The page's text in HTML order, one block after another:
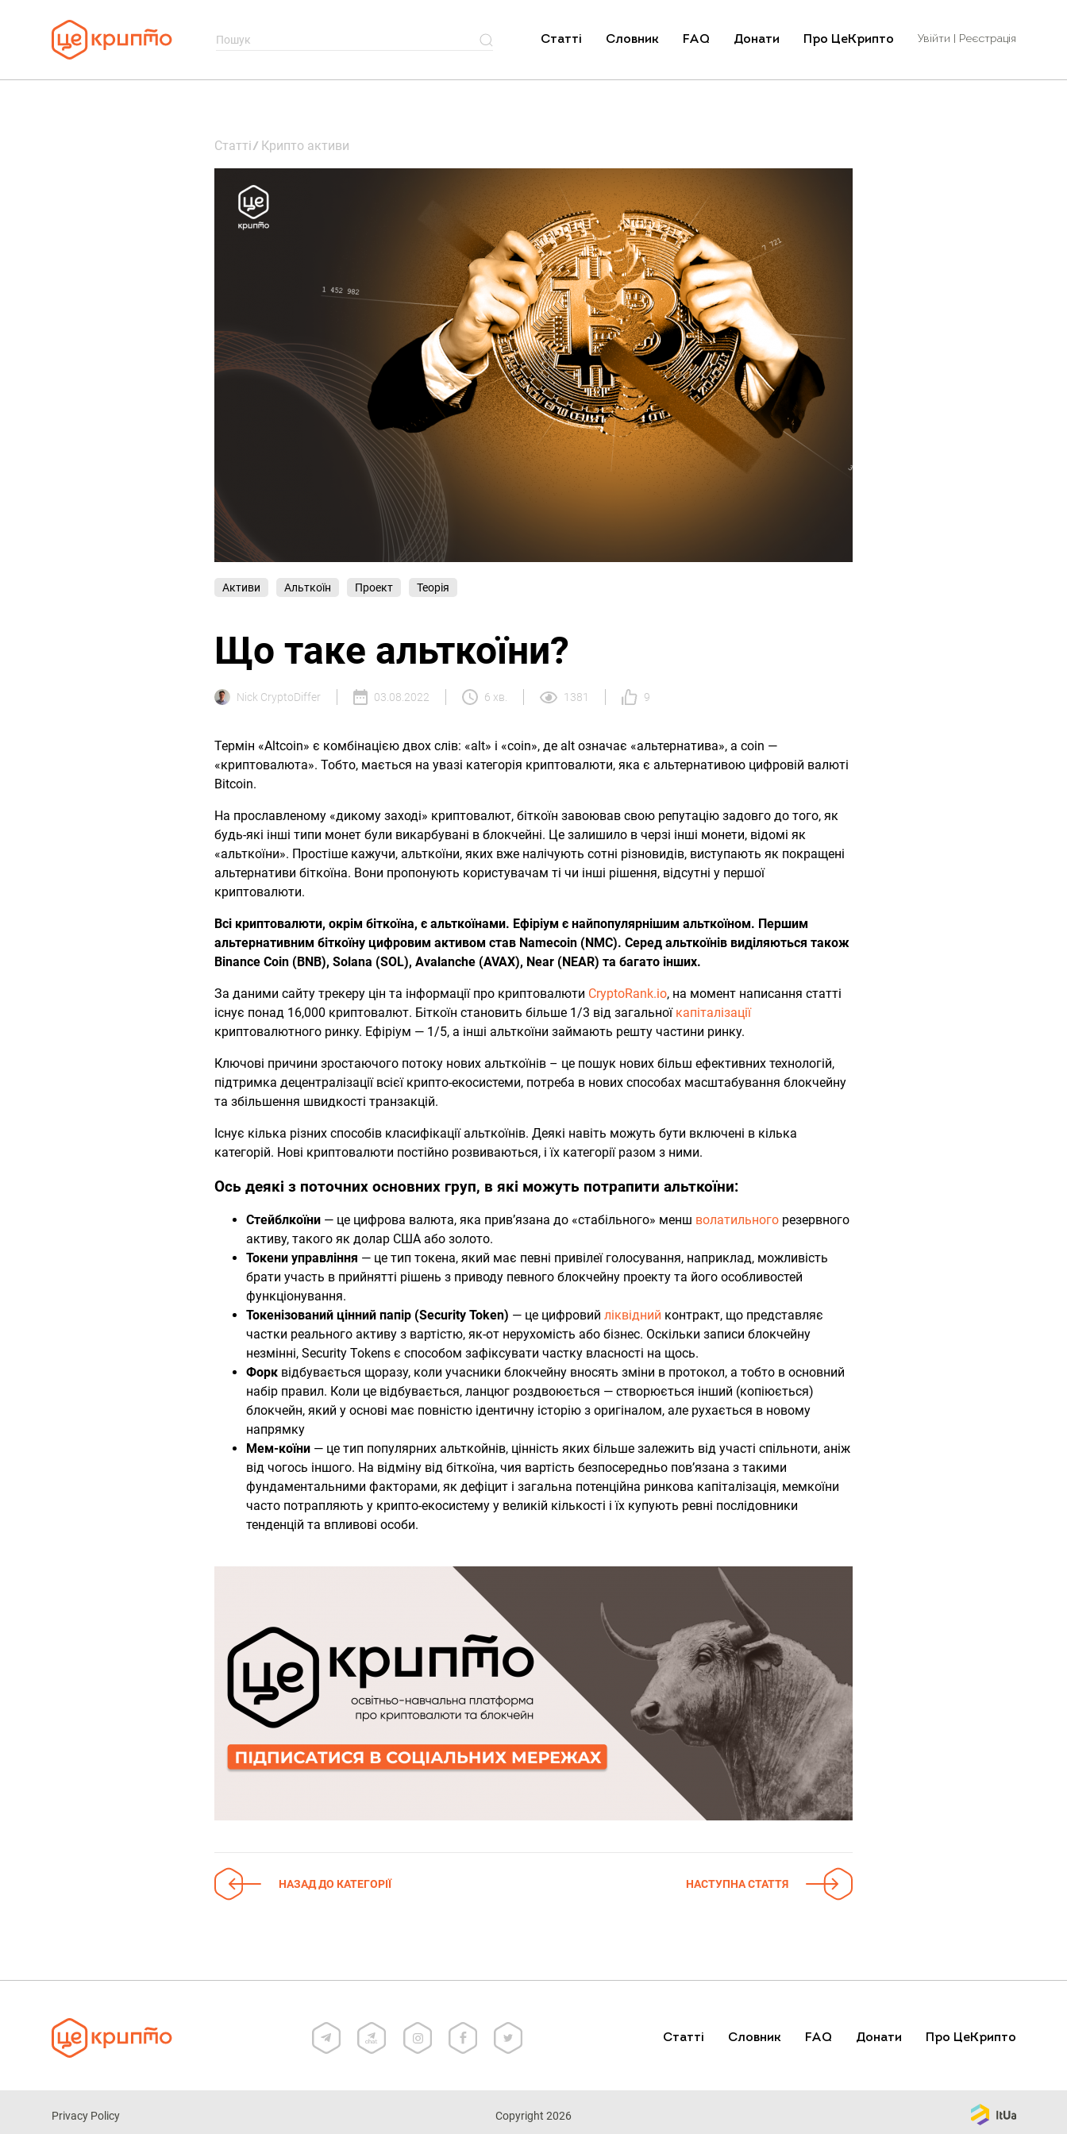
Статті Словник FAQ Донати Про ЦеКрипто Увійти | Реєстрація
Статті Крипто активи
Активи Альткоїн Проект Теорія
Що таке альткоїни?
Nick CryptoDiffer 03.08.2022 6 хв. 1381 9
Термін «Altcoin» є комбінацією двох слів: «alt» і «coin», де alt означає «альтернатива», а coin —
«криптовалюта». Тобто, мається на увазі категорія криптовалюти, яка є альтернативою цифровій валюті
Bitcoin.
На прославленому «дикому заході» криптовалют, біткоїн завоював свою репутацію задовго до того, як
будь-які інші типи монет були викарбувані в блокчейні. Це залишило в черзі інші монети, відомі як
«альткоїни». Простіше кажучи, альткоїни, яких вже налічують сотні різновидів, виступають як покращені
альтернативи біткоїна. Вони пропонують користувачам ті чи інші рішення, відсутні у першої
криптовалюти.
Всі криптовалюти, окрім біткоїна, є альткоїнами. Ефіріум є найпопулярнішим альткоїном. Першим
альтернативним біткоїну цифровим активом став Namecoin (NMC). Серед альткоїнів виділяються також
Binance Coin (BNB), Solana (SOL), Avalanche (AVAX), Near (NEAR) та багато інших.
За даними сайту трекеру цін та інформації про криптовалюти CryptoRank.io, на момент написання статті
існує понад 16,000 криптовалют. Біткоїн становить більше 1/3 від загальної капіталізації
криптовалютного ринку. Ефіріум — 1/5, а інші альткоїни займають решту частини ринку.
Ключові причини зростаючого потоку нових альткоїнів – це пошук нових більш ефективних технологій,
підтримка децентралізації всієї крипто-екосистеми, потреба в нових способах масштабування блокчейну
та збільшення швидкості транзакцій.
Існує кілька різних способів класифікації альткоїнів. Деякі навіть можуть бути включені в кілька
категорій. Нові криптовалюти постійно розвиваються, і їх категорії разом з ними.
Ось деякі з поточних основних груп, в які можуть потрапити альткоїни:
Стейблкоїни — це цифрова валюта, яка прив’язана до «стабільного» менш волатильного резервного
активу, такого як долар США або золото.
Токени управління — це тип токена, який має певні привілеї голосування, наприклад, можливість
брати участь в прийнятті рішень з приводу певного блокчейну проекту та його особливостей
функціонування.
Токенізований цінний папір (Security Token) — це цифровий ліквідний контракт, що представляє
частки реального активу з вартістю, як-от нерухомість або бізнес. Оскільки записи блокчейну
незмінні, Security Tokens є способом зафіксувати частку власності на щось.
Форк відбувається щоразу, коли учасники блокчейну вносять зміни в протокол, а тобто в основний
набір правил. Коли це відбувається, ланцюг роздвоюється — створюється інший (копіюється)
блокчейн, який у основі має повністю ідентичну історію з оригіналом, але рухається в новому
напрямку
Мем-коїни — це тип популярних альткойнів, цінність яких більше залежить від участі спільноти, аніж
від чогось іншого. На відміну від біткоїна, чия вартість безпосередньо пов’язана з такими
фундаментальними факторами, як дефіцит і загальна потенційна ринкова капіталізація, мемкоїни
часто потрапляють у крипто-екосистему у великій кількості і їх купують ревні послідовники
тенденцій та впливові особи.
НАЗАД ДО КАТЕГОРІЇ НАСТУПНА СТАТТЯ
Статті Словник FAQ Донати Про ЦеКрипто
Privacy Policy Copyright 2026